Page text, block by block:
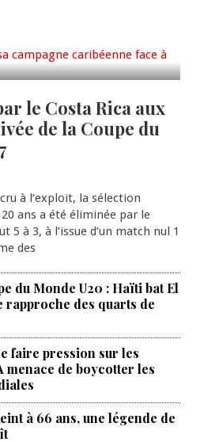
sa campagne
le Costa Rica aux
de la Coupe du
à l’exploit, la sélection
ans a été éliminée par le
5 à 3, à l’issue d’un match nul 1
des
du Monde U20 : Haïti bat El
rapproche des quarts de
faire pression sur les
menace de boycotter les
à 66 ans, une légende de